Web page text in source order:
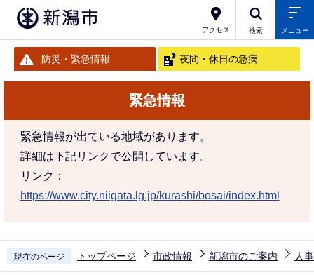
アクセス 検索 メニュー
防災・緊急情報 夜間・休日の急病
緊急情報
緊急情報が出ている地域があります。
詳細は下記リンクで公開しています。
リンク：
https://www.city.niigata.lg.jp/kurashi/bosai/index.html
現在のページ トップページ 市政情報 新潟市のご案内 人